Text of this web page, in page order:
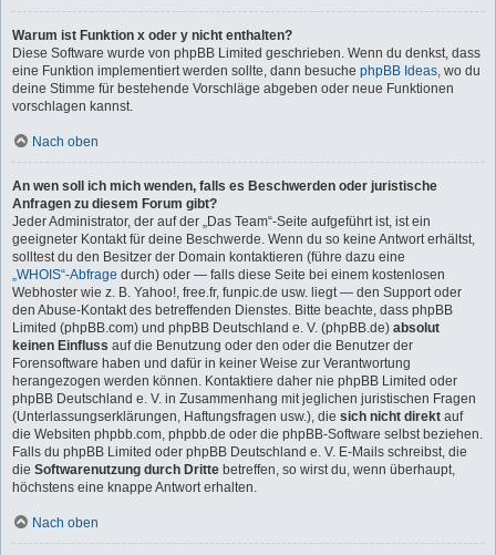
Warum ist Funktion x oder y nicht enthalten?
Diese Software wurde von phpBB Limited geschrieben. Wenn du denkst, dass
eine Funktion implementiert werden sollte, dann besuche phpBB Ideas, wo du
deine Stimme für bestehende Vorschläge abgeben oder neue Funktionen
vorschlagen kannst.
Nach oben
An wen soll ich mich wenden, falls es Beschwerden oder juristische
Anfragen zu diesem Forum gibt?
Jeder Administrator, der auf der „Das Team“-Seite aufgeführt ist, ist ein
geeigneter Kontakt für deine Beschwerde. Wenn du so keine Antwort erhältst,
solltest du den Besitzer der Domain kontaktieren (führe dazu eine
„WHOIS“-Abfrage durch) oder — falls diese Seite bei einem kostenlosen
Webhoster wie z. B. Yahoo!, free.fr, funpic.de usw. liegt — den Support oder
den Abuse-Kontakt des betreffenden Dienstes. Bitte beachte, dass phpBB
Limited (phpBB.com) und phpBB Deutschland e. V. (phpBB.de) absolut
keinen Einfluss auf die Benutzung oder den oder die Benutzer der
Forensoftware haben und dafür in keiner Weise zur Verantwortung
herangezogen werden können. Kontaktiere daher nie phpBB Limited oder
phpBB Deutschland e. V. in Zusammenhang mit jeglichen juristischen Fragen
(Unterlassungserklärungen, Haftungsfragen usw.), die sich nicht direkt auf
die Websiten phpbb.com, phpbb.de oder die phpBB-Software selbst beziehen.
Falls du phpBB Limited oder phpBB Deutschland e. V. E-Mails schreibst, die
die Softwarenutzung durch Dritte betreffen, so wirst du, wenn überhaupt,
höchstens eine knappe Antwort erhalten.
Nach oben